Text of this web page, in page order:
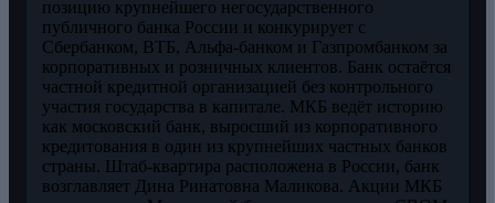
позицию крупнейшего негосударственного
публичного банка России и конкурирует с
Сбербанком, ВТБ, Альфа-банком и Газпромбанком за
корпоративных и розничных клиентов. Банк остаётся
частной кредитной организацией без контрольного
участия государства в капитале. МКБ ведёт историю
как московский банк, выросший из корпоративного
кредитования в один из крупнейших частных банков
страны. Штаб-квартира расположена в России, банк
возглавляет Дина Ринатовна Маликова. Акции МКБ